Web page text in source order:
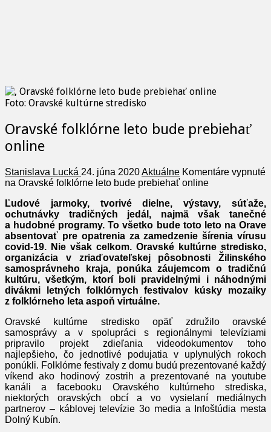
Foto: Oravské kultúrne stredisko
Oravské folklórne leto bude prebiehať
online
Stanislava Lucká 24. júna 2020Aktuálne Komentáre vypnuté
na Oravské folklórne leto bude prebiehať online
Ľudové jarmoky, tvorivé dielne, výstavy, súťaže,
ochutnávky tradičných jedál, najmä však tanečné
a hudobné programy. To všetko bude toto leto na Orave
absentovať pre opatrenia za zamedzenie šírenia vírusu
covid-19. Nie však celkom. Oravské kultúrne stredisko,
organizácia v zriaďovateľskej pôsobnosti Žilinského
samosprávneho kraja, ponúka záujemcom o tradičnú
kultúru, všetkým, ktorí boli pravidelnými i náhodnými
divákmi letných folklórnych festivalov kúsky mozaiky
z folklórneho leta aspoň virtuálne.
Oravské kultúrne stredisko opäť združilo oravské
samosprávy a v spolupráci s regionálnymi televíziami
pripravilo projekt zdieľania videodokumentov toho
najlepšieho, čo jednotlivé podujatia v uplynulých rokoch
ponúkli. Folklórne festivaly z domu budú prezentované každý
víkend ako hodinový zostrih a prezentované na youtube
kanáli a facebooku Oravského kultúrneho strediska,
niektorých oravských obcí a vo vysielaní mediálnych
partnerov – káblovej televízie 3o media a Infoštúdia mesta
Dolný Kubín.